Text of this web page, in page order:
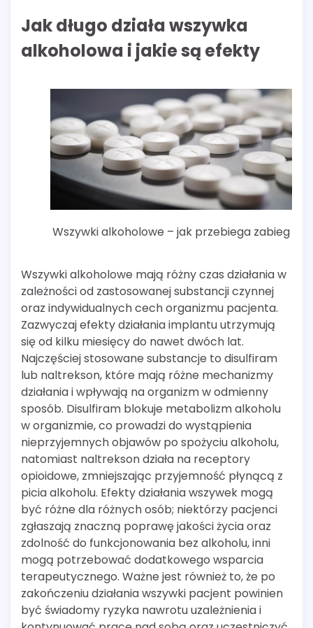
Jak długo działa wszywka
alkoholowa i jakie są efekty
Wszywki alkoholowe – jak przebiega zabieg
Wszywki alkoholowe mają różny czas działania w
zależności od zastosowanej substancji czynnej
oraz indywidualnych cech organizmu pacjenta.
Zazwyczaj efekty działania implantu utrzymują
się od kilku miesięcy do nawet dwóch lat.
Najczęściej stosowane substancje to disulfiram
lub naltrekson, które mają różne mechanizmy
działania i wpływają na organizm w odmienny
sposób. Disulfiram blokuje metabolizm alkoholu
w organizmie, co prowadzi do wystąpienia
nieprzyjemnych objawów po spożyciu alkoholu,
natomiast naltrekson działa na receptory
opioidowe, zmniejszając przyjemność płynącą z
picia alkoholu. Efekty działania wszywek mogą
być różne dla różnych osób; niektórzy pacjenci
zgłaszają znaczną poprawę jakości życia oraz
zdolność do funkcjonowania bez alkoholu, inni
mogą potrzebować dodatkowego wsparcia
terapeutycznego. Ważne jest również to, że po
zakończeniu działania wszywki pacjent powinien
być świadomy ryzyka nawrotu uzależnienia i